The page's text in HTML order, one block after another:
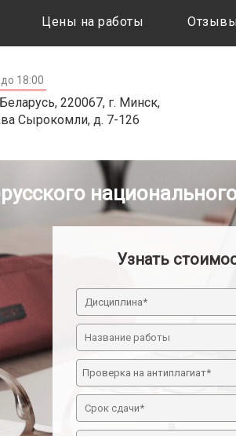
Цены на работы
18:00
220067, г. Минск,
Сырокомли, д. 7-126
Узнать
Дисциплина*